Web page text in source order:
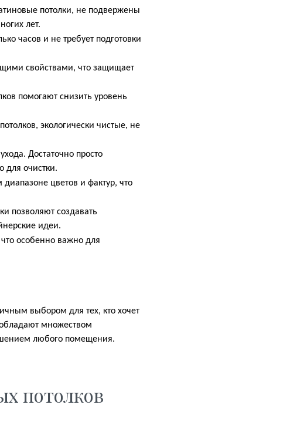
потолки, не подвержены
лет.
часов и не требует подготовки
свойствами, что защищает
помогают снизить уровень
экологически чистые, не
Достаточно просто
для очистки.
цветов и фактур, что
позволяют создавать
идеи.
особенно важно для
выбором для тех, кто хочет
множеством
любого помещения.
потолков